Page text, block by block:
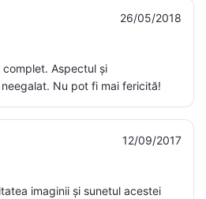
26/05/2018
Aspectul și
Nu pot fi mai fericită!
12/09/2017
imaginii și sunetul acestei